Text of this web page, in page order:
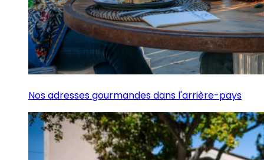
Nos adresses gourmandes dans l'arrière-pays